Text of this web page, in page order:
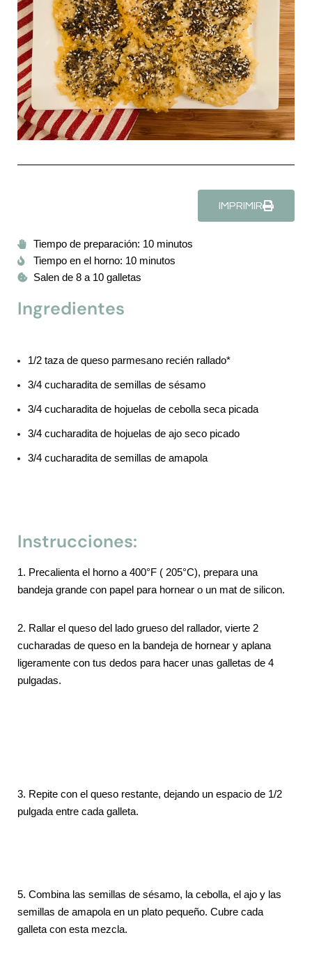
IMPRIMIR
Tiempo de preparación: 10 minutos
Tiempo en el horno: 10 minutos
Salen de 8 a 10 galletas
Ingredientes
1/2 taza de queso parmesano recién rallado*
3/4 cucharadita de semillas de sésamo
3/4 cucharadita de hojuelas de cebolla seca picada
3/4 cucharadita de hojuelas de ajo seco picado
3/4 cucharadita de semillas de amapola
Instrucciones:
1. Precalienta el horno a 400°F ( 205°C), prepara una
bandeja grande con papel para hornear o un mat de silicon.
2. Rallar el queso del lado grueso del rallador, vierte 2
cucharadas de queso en la bandeja de hornear y aplana
ligeramente con tus dedos para hacer unas galletas de 4
pulgadas.
3. Repite con el queso restante, dejando un espacio de 1/2
pulgada entre cada galleta.
5. Combina las semillas de sésamo, la cebolla, el ajo y las
semillas de amapola en un plato pequeño. Cubre cada
galleta con esta mezcla.